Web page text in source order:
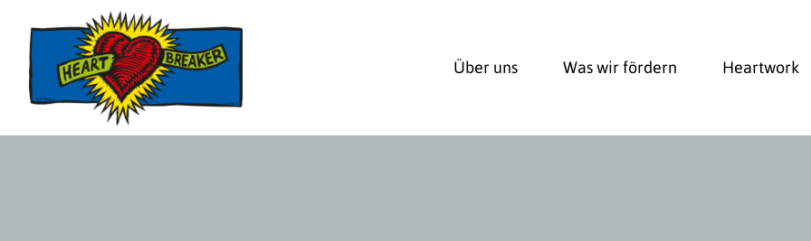
Inhalt
Über uns
Was wir fördern Heartwork